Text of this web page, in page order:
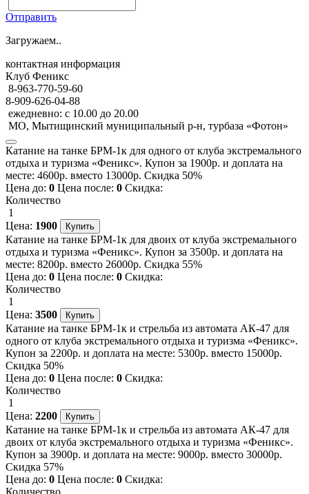
Отправить
Загружаем..
контактная информация
Клуб Феникс
8-963-770-59-60
8-909-626-04-88
ежедневно: с 10.00 до 20.00
МО, Мытищинский муниципальный р-н, турбаза «Фотон»
Катание на танке БРМ-1к для одного от клуба экстремального
отдыха и туризма «Феникс». Купон за 1900р. и доплата на
месте: 4600р. вместо 13000р. Скидка 50%
Цена до: 0 Цена после: 0 Скидка:
Количество
1
Цена: 1900
Катание на танке БРМ-1к для двоих от клуба экстремального
отдыха и туризма «Феникс». Купон за 3500р. и доплата на
месте: 8200р. вместо 26000р. Скидка 55%
Цена до: 0 Цена после: 0 Скидка:
Количество
1
Цена: 3500
Катание на танке БРМ-1к и стрельба из автомата АК-47 для
одного от клуба экстремального отдыха и туризма «Феникс».
Купон за 2200р. и доплата на месте: 5300р. вместо 15000р.
Скидка 50%
Цена до: 0 Цена после: 0 Скидка:
Количество
1
Цена: 2200
Катание на танке БРМ-1к и стрельба из автомата АК-47 для
двоих от клуба экстремального отдыха и туризма «Феникс».
Купон за 3900р. и доплата на месте: 9000р. вместо 30000р.
Скидка 57%
Цена до: 0 Цена после: 0 Скидка:
Количество